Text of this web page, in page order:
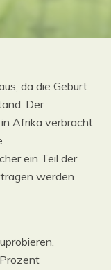
da die Geburt
Der
Afrika verbracht
ein Teil der
werden